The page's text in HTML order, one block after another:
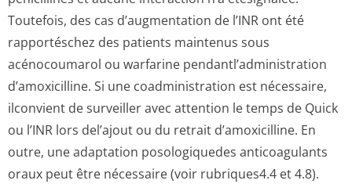
Toutefois, des cas d’augmentation de l’INR ont été
rapportéschez des patients maintenus sous
acénocoumarol ou warfarine pendantl’admi­nistration
d’amoxicilline. Si une coadministration est nécessaire,
ilconvient de surveiller avec attention le temps de Quick
ou l’INR lors del’ajout ou du retrait d’amoxicilline. En
outre, une adaptation posologiquedes anticoagulants
oraux peut être nécessaire (voir rubriques4.4 et 4­.8).